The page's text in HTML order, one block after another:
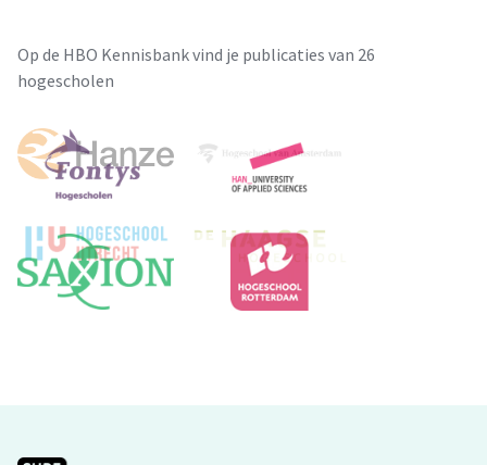
Op de HBO Kennisbank vind je publicaties van 26
hogescholen